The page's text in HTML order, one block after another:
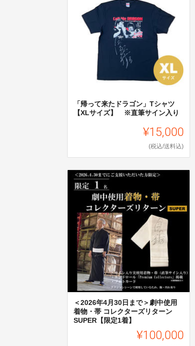
「帰って来たドラゴン」Tシャツ
【XLサイズ】 ※直筆サイン入り
¥15,000
(税込/送料込)
＜2026年4月30日まで＞劇中使用
着物・帯 コレクターズリターン
SUPER【限定1着】
¥100,000